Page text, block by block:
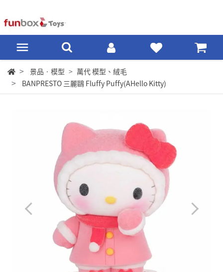
景品‧模型
萬代 模型、絨毛
BANPRESTO 三麗鷗 Fluffy Puffy(AHello Kitty)